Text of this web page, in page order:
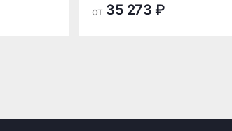
от 35 273 ₽